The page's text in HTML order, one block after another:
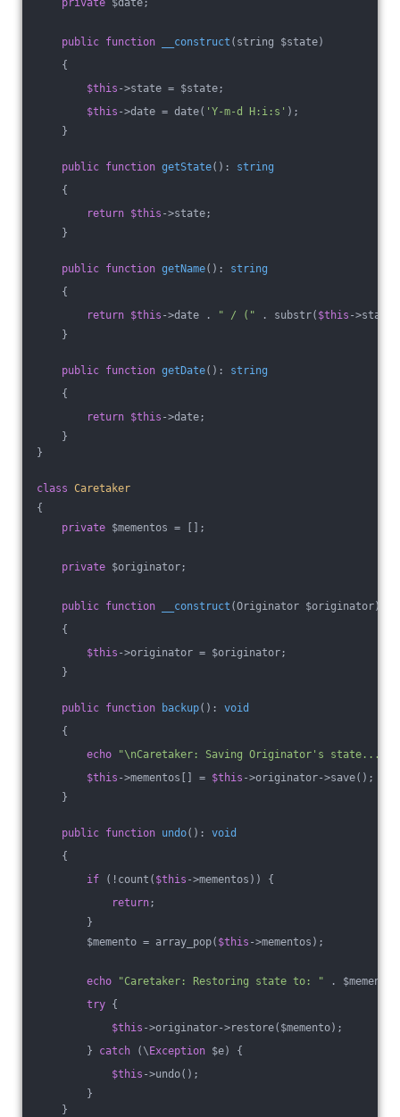
private $date;
public function __construct (string $state)
{
$this ->state = $state;
$this ->date = date( 'Y-m-d H:i:s' );
}
public function getState() : string
{
return $this ->state;
}
public function getName() : string
{
return $this ->date . " / (" . substr( $this -
}
public function getDate() : string
{
return $this ->date;
}
}
class Caretaker
{
private $mementos = [];
private $originator;
public function __construct (Originator $originator)
{
$this ->originator = $originator;
}
public function backup() : void
{
echo
"\nCaretaker: Saving Originator's state...\n"
$this ->mementos[] = $this ->originator->save();
}
public function undo() : void
{
if (!count( $this ->mementos)) {
return;
}
$memento = array_pop( $this ->mementos);
echo "Caretaker: Restoring state to: " .
try {
$this ->originator->restore($memento);
} catch (\ Exception $e) {
$this ->undo();
}
}